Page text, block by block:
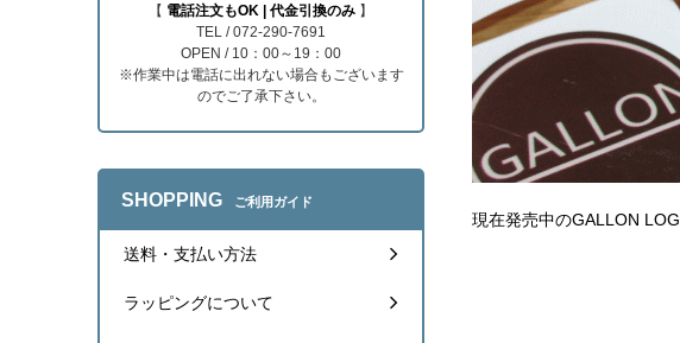
現在発売中のGALLON
【 電話注文もOK | 代金引換のみ 】
TEL / 072-290-7691
OPEN / 10：00～19：00
※作業中は電話に出れない場合もございます
のでご了承下さい。
SHOPPING ご利用ガイド
送料・支払い方法
ラッピングについて